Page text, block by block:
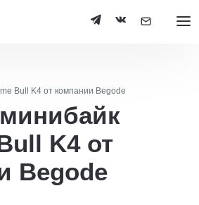
Bull K4 от компании Begode
K4 от
Begode